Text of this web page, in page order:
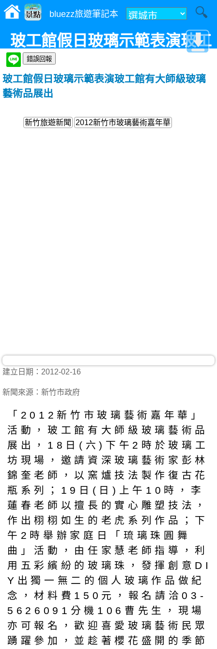
bluezz旅遊筆記本
玻工館假日玻璃示範表演玻工
館有大師級玻璃藝術品展出
玻工館假日玻璃示範表演玻工館有大師級玻璃
藝術品展出
新竹旅遊新聞 2012新竹市玻璃藝術嘉年華
建立日期：2012-02-16
新聞來源：新竹市政府
「2012新竹市玻璃藝術嘉年華」
活動，玻工館有大師級玻璃藝術品
展出，18日(六)下午2時於玻璃工
坊現場，邀請資深玻璃藝術家彭林
錦奎老師，以窯爐技法製作復古花
瓶系列；19日(日)上午10時，李
蓮春老師以擅長的實心雕塑技法，
作出栩栩如生的老虎系列作品；下
午2時舉辦家庭日「琉璃珠圓舞
曲」活動，由任家慧老師指導，利
用五彩繽紛的玻璃珠，發揮創意DI
Y出獨一無二的個人玻璃作品做紀
念，材料費150元，報名請洽03-
5626091分機106曹先生，現場
亦可報名，歡迎喜愛玻璃藝術民眾
踴躍參加，並趁著櫻花盛開的季節